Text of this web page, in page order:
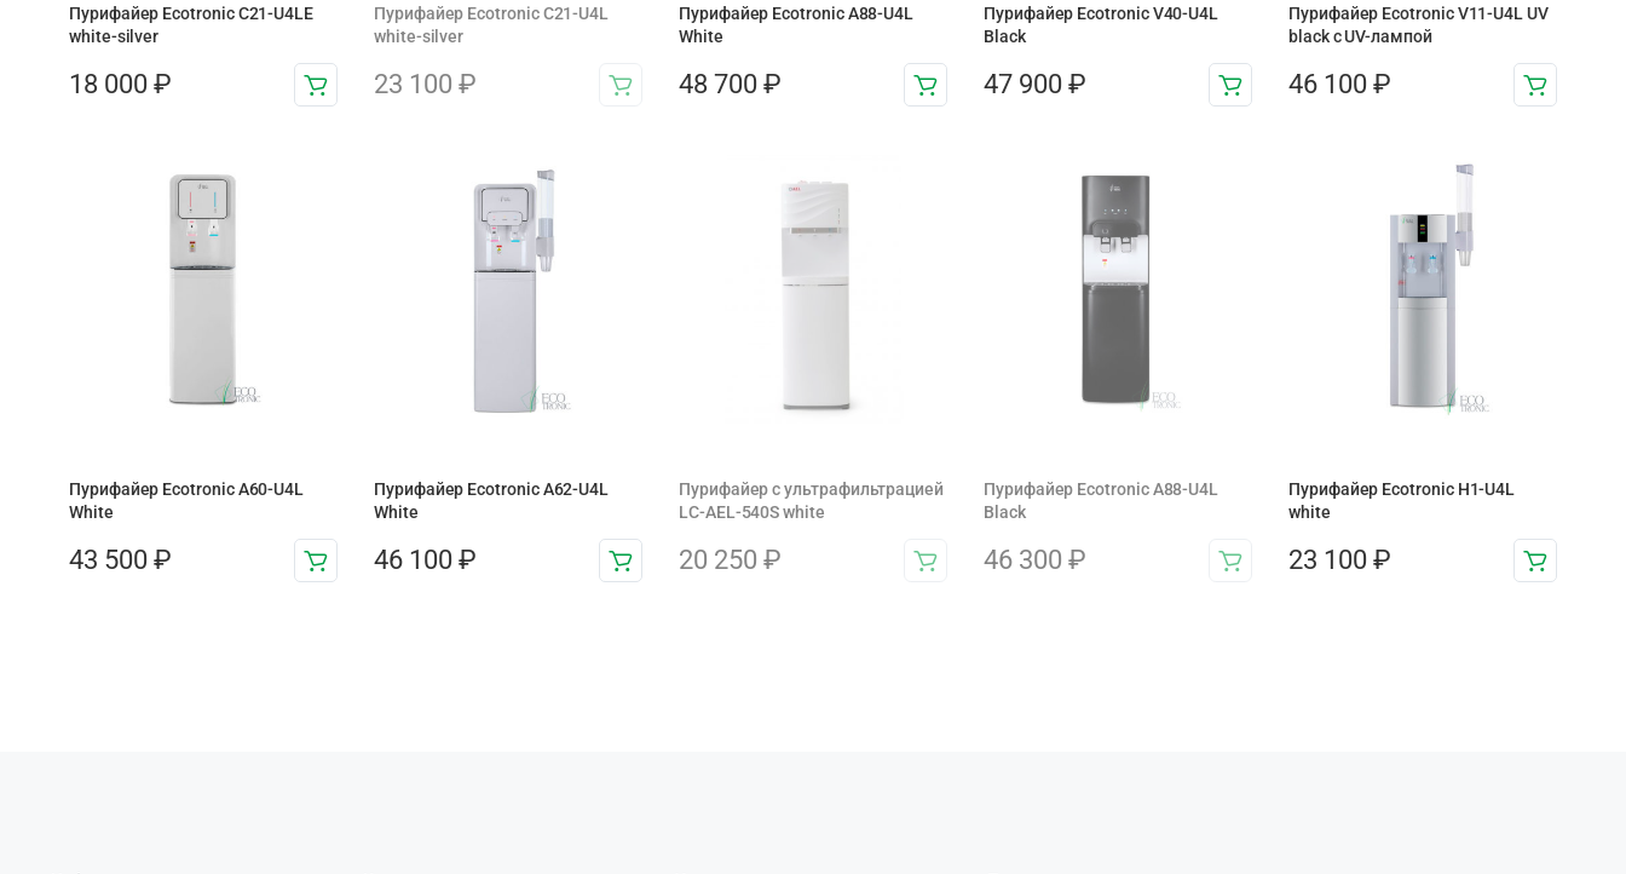
Пурифайер Ecotronic C21-U4LE
white-silver
18 000 ₽
Пурифайер Ecotronic C21-U4L
white-silver
23 100 ₽
Пурифайер Ecotronic A88-U4L
White
48 700 ₽
Пурифайер Ecotronic V40-U4L
Black
47 900 ₽
Пурифайер Ecotronic V11-U4L UV
black с UV-лампой
46 100 ₽
Пурифайер Ecotronic A60-U4L
White
43 500 ₽
Пурифайер Ecotronic A62-U4L
White
46 100 ₽
Пурифайер с ультрафильтрацией
LC-AEL-540S white
20 250 ₽
Пурифайер Ecotronic A88-U4L
Black
46 300 ₽
Пурифайер Ecotronic H1-U4L
white
23 100 ₽